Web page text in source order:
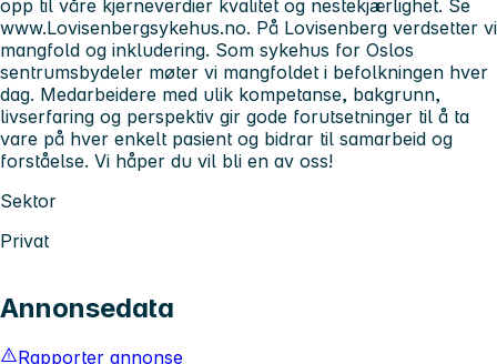
opp til våre kjerneverdier kvalitet og nestekjærlighet. Se
www.Lovisenbergsykehus.no. På Lovisenberg verdsetter vi
mangfold og inkludering. Som sykehus for Oslos
sentrumsbydeler møter vi mangfoldet i befolkningen hver
dag. Medarbeidere med ulik kompetanse, bakgrunn,
livserfaring og perspektiv gir gode forutsetninger til å ta
vare på hver enkelt pasient og bidrar til samarbeid og
forståelse. Vi håper du vil bli en av oss!
Sektor
Privat
Annonsedata
Rapporter annonse